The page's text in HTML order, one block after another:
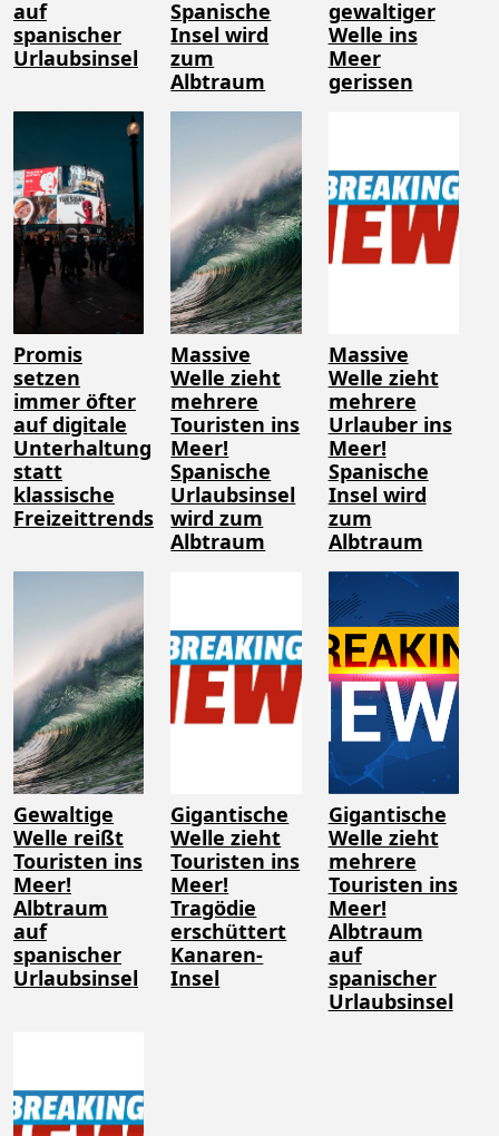
auf
spanischer
Urlaubsinsel
Spanische
Insel wird
zum
Albtraum
gewaltiger
Welle ins
Meer
gerissen
Promis
setzen
immer öfter
auf digitale
Unterhaltung
statt
klassische
Freizeittrends
Massive
Welle zieht
mehrere
Touristen ins
Meer!
Spanische
Urlaubsinsel
wird zum
Albtraum
Massive
Welle zieht
mehrere
Urlauber ins
Meer!
Spanische
Insel wird
zum
Albtraum
Gewaltige
Welle reißt
Touristen ins
Meer!
Albtraum
auf
spanischer
Urlaubsinsel
Gigantische
Welle zieht
Touristen ins
Meer!
Tragödie
erschüttert
Kanaren-
Insel
Gigantische
Welle zieht
mehrere
Touristen ins
Meer!
Albtraum
auf
spanischer
Urlaubsinsel